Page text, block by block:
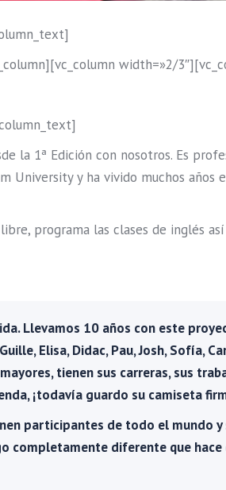
width=»2/
la 1ª Edición con nosotros. Es
University y ha vivido muchos
programa las clases de inglés
Llevamos 10 años con este
Elisa, Didac, Pau, Josh, Sofía,
tienen sus carreras, sus
¡todavía guardo su camiseta
participantes de todo el mundo
diferente que hace